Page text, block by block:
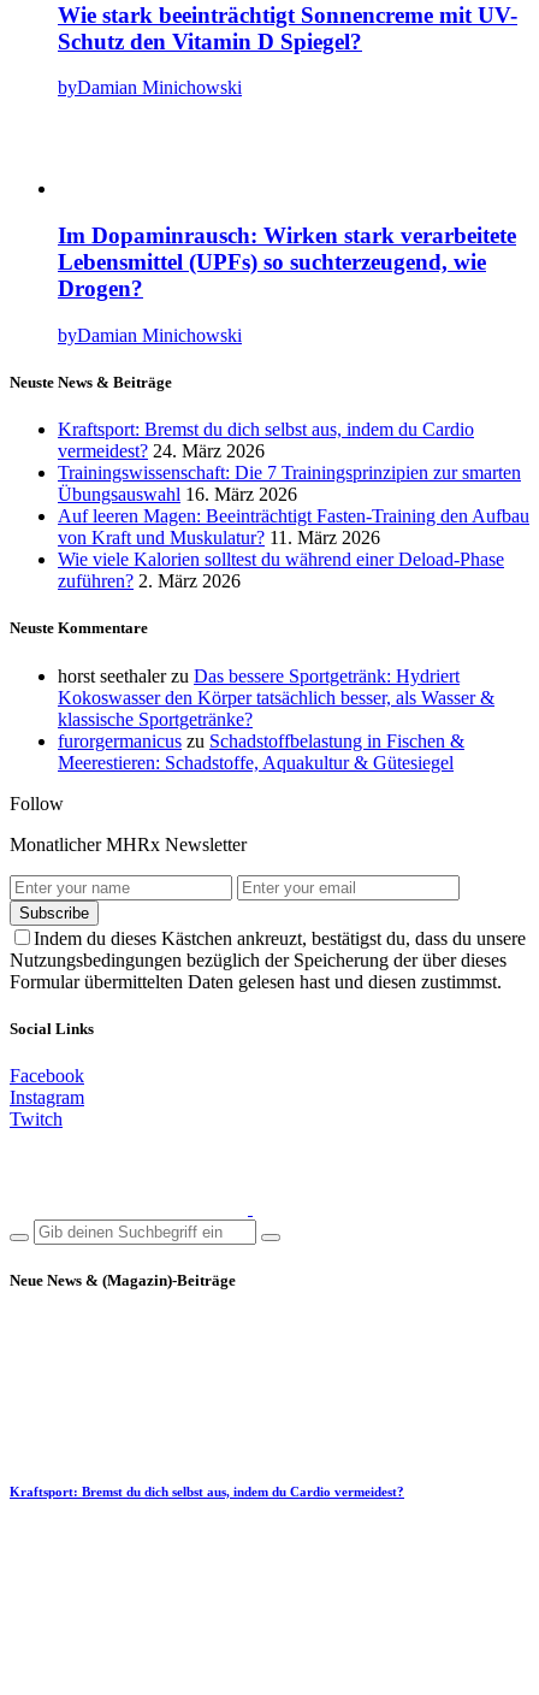
Wie stark beeinträchtigt Sonnencreme mit UV-
Schutz den Vitamin D Spiegel?
byDamian Minichowski
Im Dopaminrausch: Wirken stark verarbeitete
Lebensmittel (UPFs) so suchterzeugend, wie
Drogen?
byDamian Minichowski
Neuste News & Beiträge
Kraftsport: Bremst du dich selbst aus, indem du Cardio
vermeidest? 24. März 2026
Trainingswissenschaft: Die 7 Trainingsprinzipien zur smarten
Übungsauswahl 16. März 2026
Auf leeren Magen: Beeinträchtigt Fasten-Training den Aufbau
von Kraft und Muskulatur? 11. März 2026
Wie viele Kalorien solltest du während einer Deload-Phase
zuführen? 2. März 2026
Neuste Kommentare
horst seethalerzu Das bessere Sportgetränk: Hydriert
Kokoswasser den Körper tatsächlich besser, als Wasser &
klassische Sportgetränke?
furorgermanicus zu Schadstoffbelastung in Fischen &
Meerestieren: Schadstoffe, Aquakultur & Gütesiegel
Follow
Monatlicher MHRx Newsletter
Subscribe
Indem du dieses Kästchen ankreuzt, bestätigst du, dass du unsere
Nutzungsbedingungen bezüglich der Speicherung der über dieses
Formular übermittelten Daten gelesen hast und diesen zustimmst.
Social Links
Facebook
Instagram
Twitch
Neue News & (Magazin)-Beiträge
Kraftsport: Bremst du dich selbst aus, indem du Cardio vermeidest?